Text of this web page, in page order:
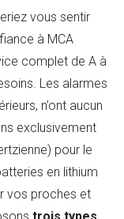
vous sentir
à MCA
complet de A à
Les alarmes
n’ont aucun
exclusivement
pour le
en lithium
vos proches et